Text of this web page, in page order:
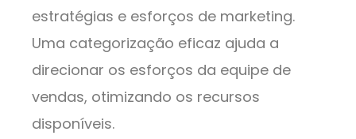
estratégias e esforços de marketing.
Uma categorização eficaz ajuda a
direcionar os esforços da equipe de
vendas, otimizando os recursos
disponíveis.